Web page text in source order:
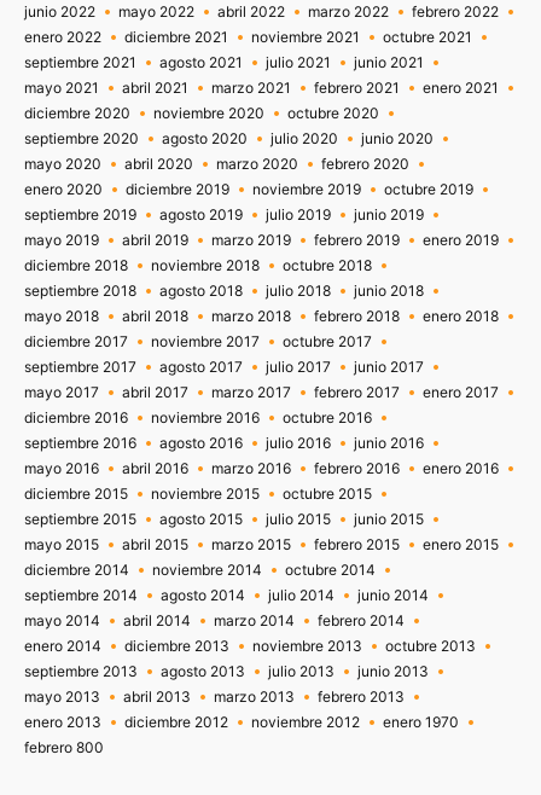
junio 2022
mayo 2022 abril 2022 marzo 2022
febrero 2022
enero 2022
diciembre 2021 noviembre 2021
octubre 2021
septiembre 2021
agosto 2021 julio 2021
junio 2021
mayo 2021
abril 2021 marzo 2021 febrero 2021
enero 2021
diciembre 2020
noviembre 2020
octubre 2020
septiembre 2020
agosto 2020 julio 2020
junio 2020
mayo 2020
abril 2020 marzo 2020
febrero 2020
enero 2020
diciembre 2019 noviembre 2019
octubre 2019
septiembre 2019
agosto 2019 julio 2019
junio 2019
mayo 2019
abril 2019 marzo 2019 febrero 2019
enero 2019
diciembre 2018
noviembre 2018
octubre 2018
septiembre 2018
agosto 2018 julio 2018
junio 2018
mayo 2018
abril 2018 marzo 2018 febrero 2018
enero 2018
diciembre 2017
noviembre 2017
octubre 2017
septiembre 2017
agosto 2017 julio 2017
junio 2017
mayo 2017
abril 2017 marzo 2017 febrero 2017
enero 2017
diciembre 2016
noviembre 2016
octubre 2016
septiembre 2016
agosto 2016 julio 2016
junio 2016
mayo 2016
abril 2016 marzo 2016 febrero 2016
enero 2016
diciembre 2015
noviembre 2015
octubre 2015
septiembre 2015
agosto 2015 julio 2015
junio 2015
mayo 2015
abril 2015 marzo 2015 febrero 2015
enero 2015
diciembre 2014
noviembre 2014
octubre 2014
septiembre 2014
agosto 2014 julio 2014
junio 2014
mayo 2014
abril 2014 marzo 2014
febrero 2014
enero 2014
diciembre 2013 noviembre 2013
octubre 2013
septiembre 2013
agosto 2013 julio 2013
junio 2013
mayo 2013
abril 2013 marzo 2013
febrero 2013
enero 2013
diciembre 2012 noviembre 2012
enero 1970
febrero 800